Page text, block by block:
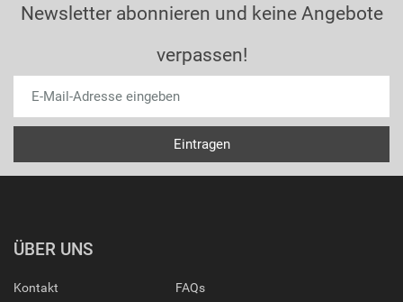
Newsletter abonnieren und keine Angebote
verpassen!
ÜBER UNS
Kontakt FAQs